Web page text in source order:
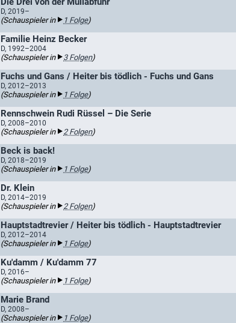
D, 2019–
(Schauspieler in 1 Folge)
Familie Heinz Becker
D, 1992–2004
(Schauspieler in 3 Folgen)
Fuchs und Gans / Heiter bis tödlich - Fuchs und Gans
D, 2012–2013
(Schauspieler in 1 Folge)
Rennschwein Rudi Rüssel – Die Serie
D, 2008–2010
(Schauspieler in 2 Folgen)
Beck is back!
D, 2018–2019
(Schauspieler in 1 Folge)
Dr. Klein
D, 2014–2019
(Schauspieler in 2 Folgen)
Hauptstadtrevier / Heiter bis tödlich - Hauptstadtrevier
D, 2012–2014
(Schauspieler in 1 Folge)
Ku'damm / Ku'damm 77
D, 2016–
(Schauspieler in 1 Folge)
Marie Brand
D, 2008–
(Schauspieler in 1 Folge)